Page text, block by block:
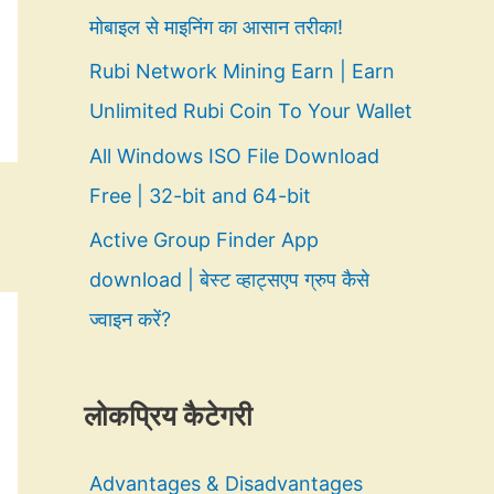
मोबाइल से माइनिंग का आसान तरीका!
Rubi Network Mining Earn | Earn
Unlimited Rubi Coin To Your Wallet
All Windows ISO File Download
Free | 32-bit and 64-bit
Active Group Finder App
download | बेस्ट व्हाट्सएप ग्रुप कैसे
ज्वाइन करें?
लोकप्रिय कैटेगरी
Advantages & Disadvantages